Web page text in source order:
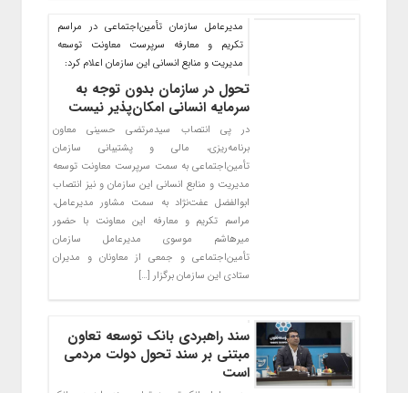
مدیرعامل سازمان تأمین‌اجتماعی در مراسم
تکریم و معارفه سرپرست معاونت توسعه
مدیریت و منابع انسانی این سازمان اعلام کرد:
تحول در سازمان بدون توجه به
سرمایه انسانی امکان‌پذیر نیست
در پی انتصاب سیدمرتضی حسینی معاون
برنامه‌ریزی، مالی و پشتیبانی سازمان
تأمین‌اجتماعی به سمت سرپرست معاونت توسعه
مدیریت و منابع انسانی این سازمان و نیز انتصاب
ابوالفضل عفت‌نژاد به سمت مشاور مدیرعامل،
مراسم تکریم و معارفه این معاونت با حضور
میرهاشم موسوی مدیرعامل سازمان
تأمین‌اجتماعی و جمعی از معاونان و مدیران
ستادی این سازمان برگزار […]
سند راهبردی بانک توسعه تعاون
مبتنی بر سند تحول دولت مردمی
است